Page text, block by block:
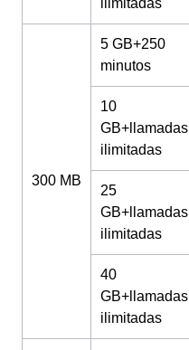
ilimitadas
300 MB
5 GB+250
minutos
10
GB+llamadas
ilimitadas
25
GB+llamadas
ilimitadas
40
GB+llamadas
ilimitadas